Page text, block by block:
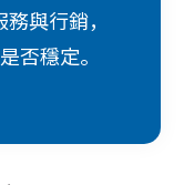
與行銷，
否穩定。